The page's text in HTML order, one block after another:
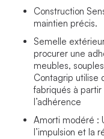
Construction
maintien précis.
Semelle
procurer une
meubles,
Contagrip utilise
fabriqués à partir
l’adhérence
Amorti modéré :
l’impulsion et la